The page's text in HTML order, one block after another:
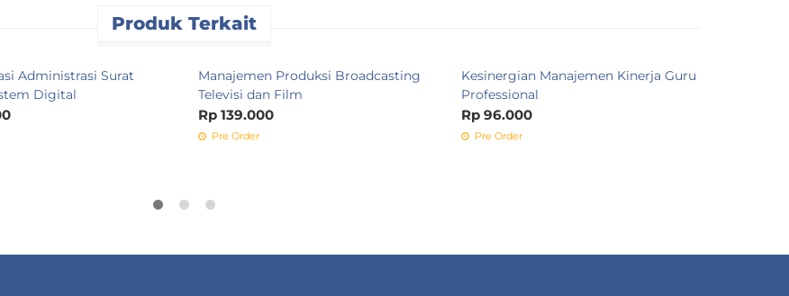
Produk Terkait
Administrasi Surat
Digital
Manajemen Produksi Broadcasting
Televisi dan Film
Rp 139.000
Pre Order
Kesinergian Manajemen Kinerja Guru
Professional
Rp 96.000
Pre Order